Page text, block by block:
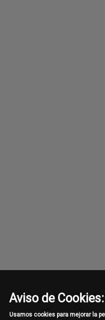
Aviso de Cookies:
Usamos cookies para mejorar la